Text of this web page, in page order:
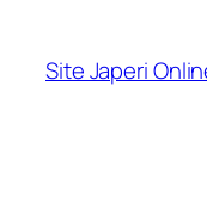
Site Japeri